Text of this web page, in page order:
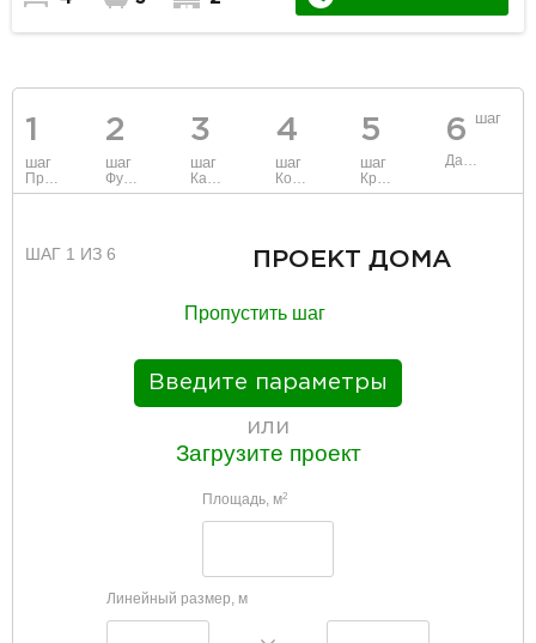
1
шаг
Проект
2
шаг
Фундамент
3
шаг
Каркас и стены
4
шаг
Коммуникации
5
шаг
Крыша
6 шаг
Данные
ШАГ 1 ИЗ 6 ПРОЕКТ ДОМА
Пропустить шаг
Введите параметры
или
Загрузите проект
Площадь, м2
Линейный размер, м